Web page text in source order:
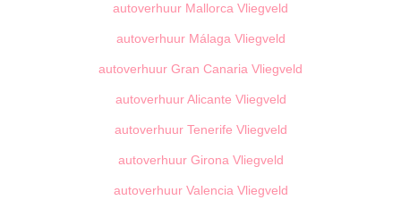
autoverhuur Mallorca Vliegveld
autoverhuur Málaga Vliegveld
autoverhuur Gran Canaria Vliegveld
autoverhuur Alicante Vliegveld
autoverhuur Tenerife Vliegveld
autoverhuur Girona Vliegveld
autoverhuur Valencia Vliegveld